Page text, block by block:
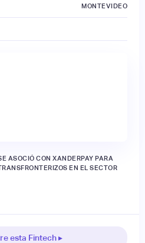
MONTEVIDEO
ASOCIÓ CON XANDERPAY PARA
EN EL SECTOR
esta Fintech ▸